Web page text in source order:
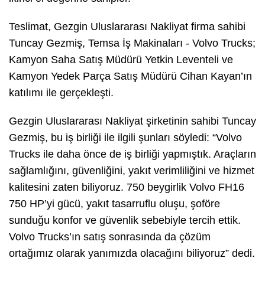
Teslimat, Gezgin Uluslararası Nakliyat firma sahibi
Tuncay Gezmiş, Temsa İş Makinaları - Volvo Trucks;
Kamyon Saha Satış Müdürü Yetkin Leventeli ve
Kamyon Yedek Parça Satış Müdürü Cihan Kayan’ın
katılımı ile gerçekleşti.
Gezgin Uluslararası Nakliyat şirketinin sahibi Tuncay
Gezmiş, bu iş birliği ile ilgili şunları söyledi: “Volvo
Trucks ile daha önce de iş birliği yapmıştık. Araçların
sağlamlığını, güvenliğini, yakıt verimliliğini ve hizmet
kalitesini zaten biliyoruz. 750 beygirlik Volvo FH16
750 HP’yi gücü, yakıt tasarruflu oluşu, şoföre
sunduğu konfor ve güvenlik sebebiyle tercih ettik.
Volvo Trucks’ın satış sonrasında da çözüm
ortağımız olarak yanımızda olacağını biliyoruz” dedi.